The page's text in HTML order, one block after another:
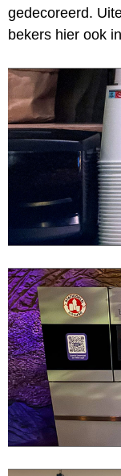
gedecoreerd.
bekers hier ook